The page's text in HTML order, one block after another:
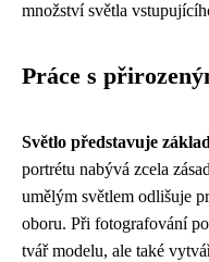
množství světla
Práce s
Světlo představuje
portrétu nabývá zcela
umělým světlem odlišuje
oboru. Při fotografování
tvář modelu, ale také